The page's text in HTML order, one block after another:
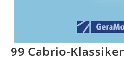
99 Cabrio-Klassiker